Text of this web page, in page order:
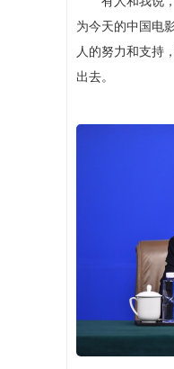
为今天的中国电
人的努力和支持
出去。